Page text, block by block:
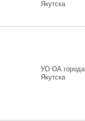
Якутска
УО ОА города
Якутска